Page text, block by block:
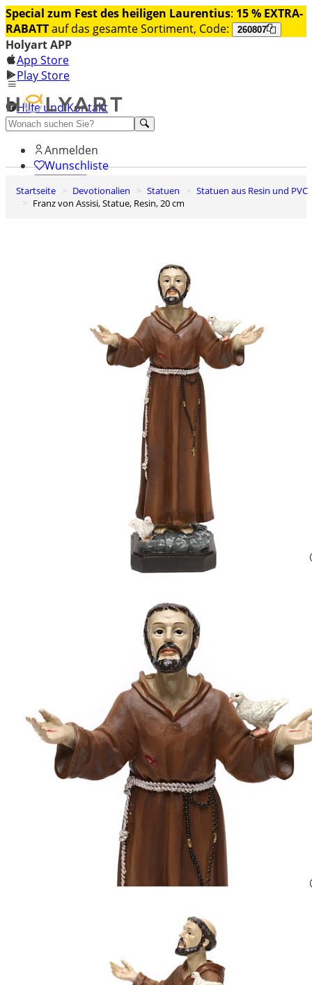
Special zum Fest des heiligen Laurentius: 15 % EXTRA-
RABATTauf das gesamte Sortiment, Code: 260807
Holyart APP
App Store
Play Store
Hilfe und Kontakt
Entdecken Sie Premium
Anmelden
Wunschliste
0
Warenkorb
Startseite Devotionalien Statuen
Statuen aus Resin und PVC
Franz von Assisi, Statue, Resin, 20 cm